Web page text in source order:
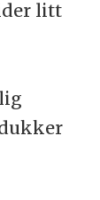
litt